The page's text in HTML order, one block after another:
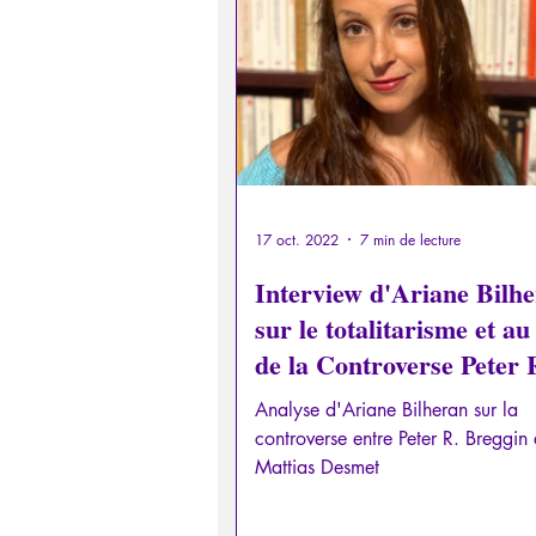
Psychopathologie de la
Retrouver son pouvoir personnel
Psychopathologie de l'Autorité
Intelligence artificielle
Interview d'Ariane
sur le totalitarisme et
de la Controverse Peter
Breggin/Mattias Desmet -
Partie 2/2
Analyse d'Ariane Bilheran sur la
controverse entre Peter R. Breggin
Mattias Desmet
17 oct. 2022 7 min de lecture